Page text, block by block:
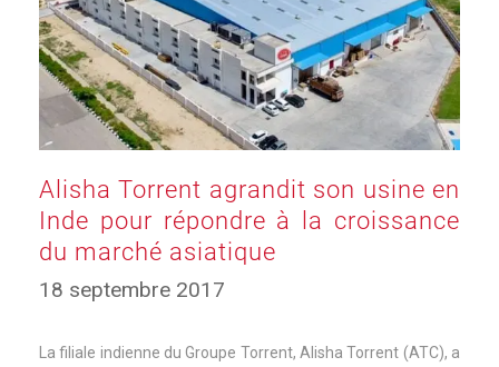
Alisha Torrent agrandit son usine en
Inde pour répondre à la croissance
du marché asiatique
18 septembre 2017
La filiale indienne du Groupe Torrent, Alisha Torrent (ATC), a